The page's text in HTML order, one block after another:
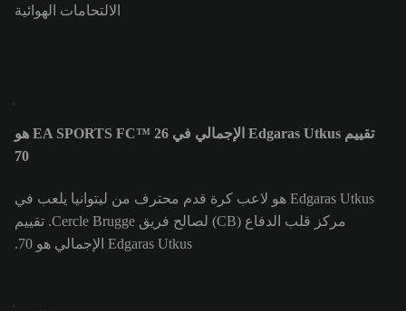
الالتحامات الهوائية
تقييم Edgaras Utkus الإجمالي في EA SPORTS FC™ 26 هو
70
Edgaras Utkus هو لاعب كرة قدم محترف من ليتوانيا يلعب في
مركز قلب الدفاع (CB) لصالح فريق Cercle Brugge. تقييم
Edgaras Utkus الإجمالي هو 70.